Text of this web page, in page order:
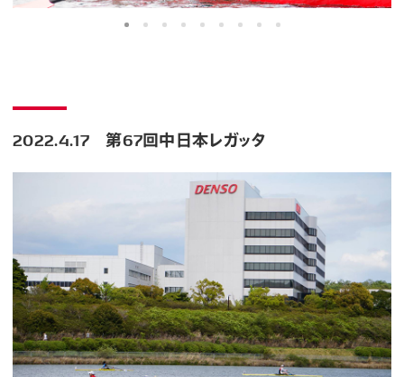
2022.4.17 第67回中日本レガッタ